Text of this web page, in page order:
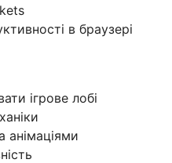
в браузері
ігрове лобі
анімаціями